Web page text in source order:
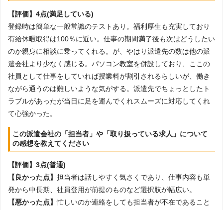
【評価】4点(満足している)
登録時は簡単な一般常識のテストあり。福利厚生も充実しており
有給休暇取得は100％に近い。仕事の期間満了後も次はどうしたい
のか親身に相談に乗ってくれる。が、やはり派遣先の数は他の派
遣会社より少なく感じる。パソコン教室を併設しており、ここの
社員として仕事をしていれば授業料が割引されるらしいが、働き
ながら通うのは難しいような気がする。派遣先でちょっとしたト
ラブルがあったが当日に足を運んでくれスムーズに対応してくれ
て心強かった。
この派遣会社の「担当者」や「取り扱っている求人」について
の感想を教えてください
【評価】3点(普通)
【良かった点】 担当者は話しやすく気さくであり、仕事内容も単
発から中長期、社員登用が前提のものなど選択肢が幅広い。
【悪かった点】忙しいのか連絡をしても担当者が不在であること